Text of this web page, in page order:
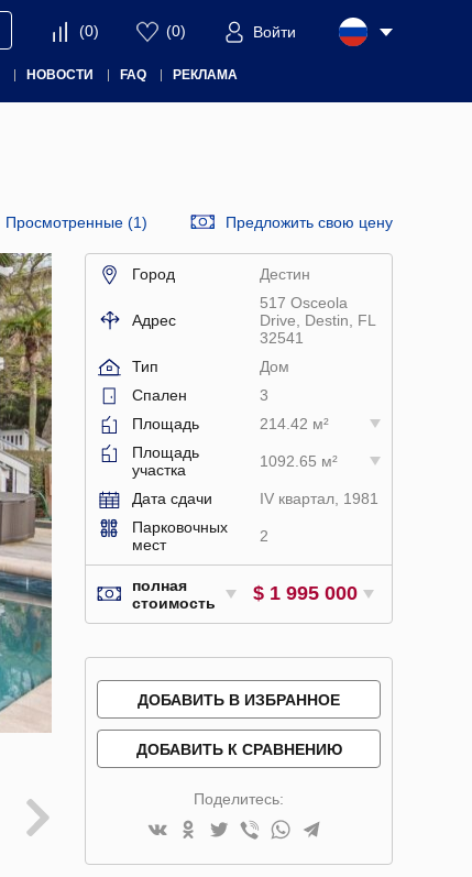
(0) (0) Войти
НОВОСТИ FAQ РЕКЛАМА
Просмотренные (1) Предложить свою цену
Город Дестин
Адрес
517 Osceola
Drive, Destin, FL
32541
Тип
Дом
Спален
3
Площадь
214.42 м²
Площадь
участка
1092.65 м²
Дата сдачи
IV квартал, 1981
Парковочных
мест
2
полная
стоимость
$ 1 995 000
ДОБАВИТЬ В ИЗБРАННОЕ
ДОБАВИТЬ К СРАВНЕНИЮ
Поделитесь: